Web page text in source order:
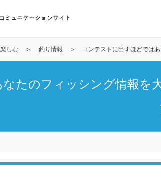
ミュニケーションサイト
しむ 釣り情報 コンテストに出すほどでは
なたのフィッシング情報を